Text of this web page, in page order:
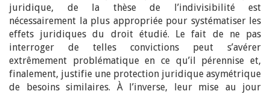
juridique, de la thèse de l’indivisibilité est
nécessairement la plus appropriée pour systématiser les
effets juridiques du droit étudié. Le fait de ne pas
interroger de telles convictions peut s’avérer
extrêmement problématique en ce qu’il pérennise et,
finalement, justifie une protection juridique asymétrique
de besoins similaires. À l’inverse, leur mise au jour